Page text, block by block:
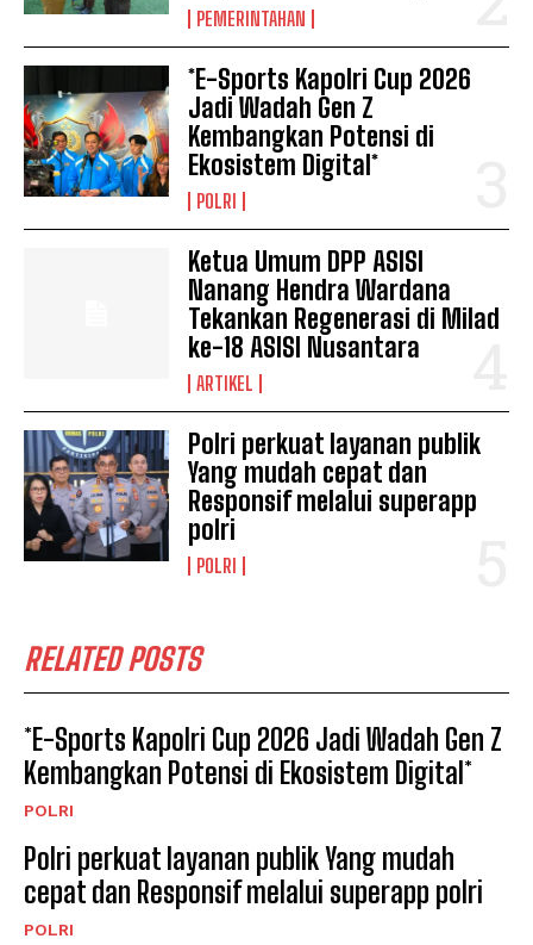
PEMERINTAHAN
*E-Sports Kapolri Cup 2026
Jadi Wadah Gen Z
Kembangkan Potensi di
Ekosistem Digital*
POLRI
Ketua Umum DPP ASISI
Nanang Hendra Wardana
Tekankan Regenerasi di Milad
ke-18 ASISI Nusantara
ARTIKEL
Polri perkuat layanan publik
Yang mudah cepat dan
Responsif melalui superapp
polri
POLRI
RELATED POSTS
*E-Sports Kapolri Cup 2026 Jadi Wadah Gen Z
Kembangkan Potensi di Ekosistem Digital*
POLRI
Polri perkuat layanan publik Yang mudah
cepat dan Responsif melalui superapp polri
POLRI